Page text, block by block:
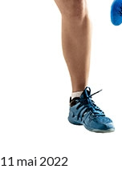
11 mai 2022